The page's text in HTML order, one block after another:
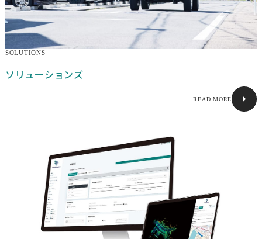
用途別ソリューション
活用事例
製品
3次元データ計測システム
環境認識ソフトウェア
センサーキャリブレーションソフトウェア
点群クラス分類ソフトウェア
ベクターマップ生成ソフトウェア
3次元地図データ計測・作成サービス
SOLUTIONS
ソリューションズ
READ MORE